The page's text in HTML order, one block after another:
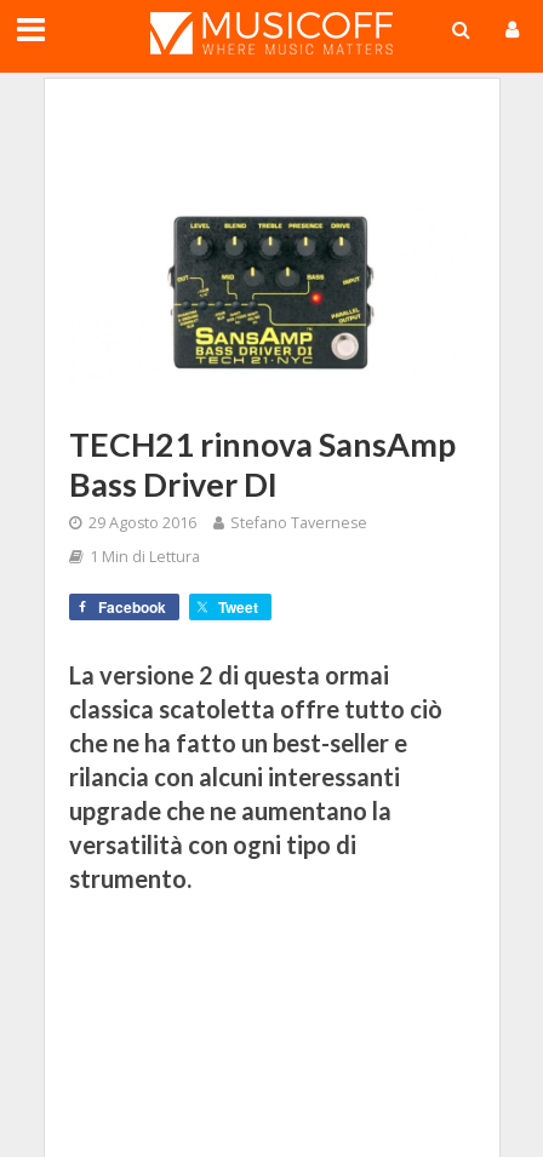
TECH21 rinnova SansAmp
Bass Driver DI
29 Agosto 2016
Stefano Tavernese
1 Min di Lettura
Facebook Tweet
La versione 2 di questa ormai
classica scatoletta offre tutto ciò
che ne ha fatto un best-seller e
rilancia con alcuni interessanti
upgrade che ne aumentano la
versatilità con ogni tipo di
strumento.